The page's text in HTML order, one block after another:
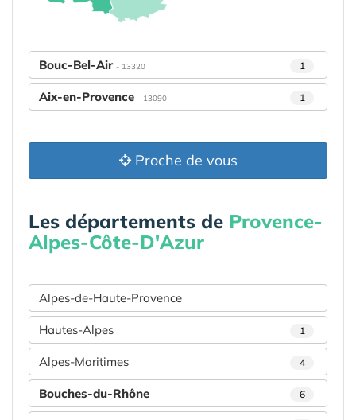
Bouc-Bel-Air - 13320 1
Aix-en-Provence - 13090 1
Proche de vous
Les départements de Provence-
Alpes-Côte-D'Azur
Alpes-de-Haute-Provence
Hautes-Alpes 1
Alpes-Maritimes 4
Bouches-du-Rhône 6